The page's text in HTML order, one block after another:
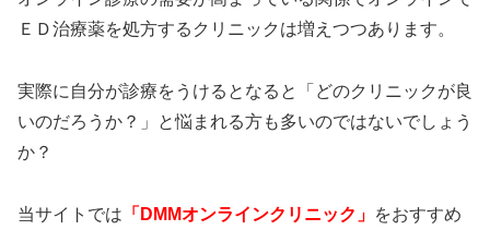
ＥＤ治療薬を処方するクリニックは増えつつあります。
実際に自分が診療をうけるとなると「どのクリニックが良
いのだろうか？」と悩まれる方も多いのではないでしょう
か？
当サイトでは 「DMMオンラインクリニック」 をおすすめ